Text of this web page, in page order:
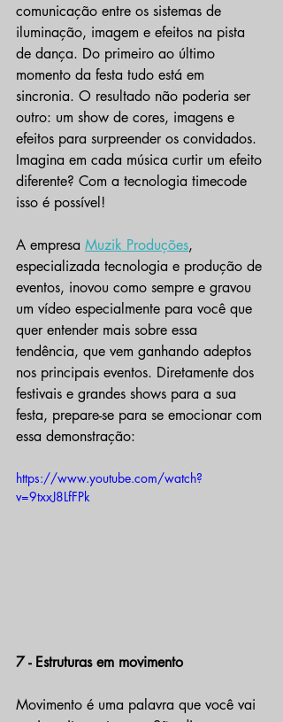
comunicação entre os sistemas de
iluminação, imagem e efeitos na pista
de dança. Do primeiro ao último
momento da festa tudo está em
sincronia. O resultado não poderia ser
outro: um show de cores, imagens e
efeitos para surpreender os convidados.
Imagina em cada música curtir um efeito
diferente? Com a tecnologia timecode
isso é possível!
A empresa Muzik Produções,
especializada tecnologia e produção de
eventos, inovou como sempre e gravou
um vídeo especialmente para você que
quer entender mais sobre essa
tendência, que vem ganhando adeptos
nos principais eventos. Diretamente dos
festivais e grandes shows para a sua
festa, prepare-se para se emocionar com
essa demonstração:
https://www.youtube.com/watch?
v=9txxJ8LfFPk
7 - Estruturas em movimento
Movimento é uma palavra que você vai